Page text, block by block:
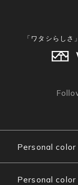
「ワタシらし
Personal
Personal